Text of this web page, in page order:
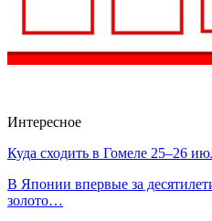
Интересное
Куда сходить в Гомеле 25–26
В Японии впервые за
золото…